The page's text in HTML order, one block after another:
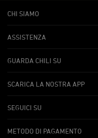
CHI SIAMO
ASSISTENZA
GUARDA CHILI SU
SCARICA LA NOSTRA APP
SEGUICI SU
METODO DI PAGAMENTO